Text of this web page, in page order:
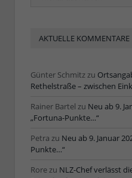
Artikel
AKTUELLE KOMMENTARE
Günter Schmitzzu
Rethelstraße – zwischen
Rainer Bartel zu Neu ab 9.
„Fortuna-Punkte…“
Petra zu Neu ab 9. Januar
Punkte…“
Rorezu NLZ-Chef verlässt